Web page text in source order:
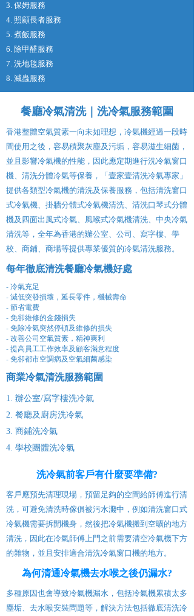
3. 保姆服務
4. 照顧長者服務
5. 煮飯服務
6. 除甲醛服務
7. 洗地毯服務
8. 滅蟲服務
餐廳冷氣清洗｜洗冷氣服務範圍
香港整體空氣質素一向未如理想，冷氣機經過一段時
間使用之後，容易積聚灰塵及污垢，容易滋生細菌，
並且影響冷氣機的性能，因此應定期進行洗冷氣窗口
機、清洗分體冷氣等保養，「壹家壹清洗冷氣專家」
提供各類型冷氣機的清洗及保養服務，包括清洗窗口
式冷氣機、掛牆分體式冷氣機清洗、清洗口琴式分體
機及四面出風式冷氣、風喉式冷氣機清洗、中央冷氣
清洗等，全年為香港的辦公室、公司、寫字樓、學
校、商鋪、商場等提供專業優質的冷氣清洗服務。
每年徹底清洗餐廳冷氣機好處
- 冷氣充足
- 減低突發損壞，延長零件，機械壽命
- 節省電費
- 免卻維修的金錢損失
- 免除冷氣突然停頓及維修的損失
- 改善公司空氣質素，精神爽利
- 提高員工工作效率及顧客滿意程度
- 免卻都市空調病及空氣細菌感染
商業冷氣清洗服務範圍
1. 辦公室/寫字樓洗冷氣
2. 餐廳及廚房洗冷氣
3. 商鋪洗冷氣
4. 學校團體洗冷氣
洗冷氣前客戶有什麼要準備?
客戶應預先清理現場，預留足夠的空間給師傅進行清
洗，可避免清洗時傢俱被污水濺中，例如清洗窗口式
冷氣機需要拆開機身，然後把冷氣機搬到空曠的地方
清洗，因此在冷氣師傅上門之前需要清空冷氣機下方
的雜物，並且安排適合清洗冷氣窗口機的地方。
為何清通冷氣機去水喉之後仍漏水?
多種原因也會導致冷氣機漏水，包括冷氣機累積太多
塵垢、去水喉安裝問題等，解決方法包括徹底清洗冷